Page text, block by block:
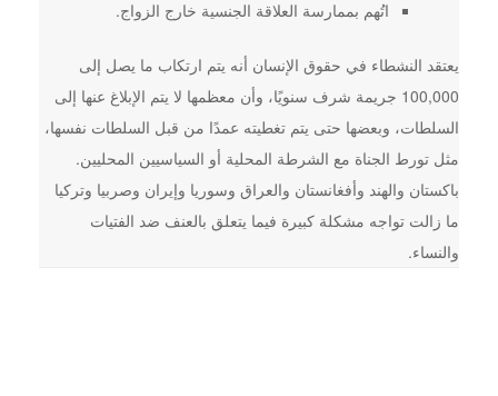
اتُهم بممارسة العلاقة الجنسية خارج الزواج.
يعتقد النشطاء في حقوق الإنسان أنه يتم ارتكاب ما يصل إلى
100,000 جريمة شرف سنويًا، وأن معظمها لا يتم الإبلاغ عنها إلى
السلطات، وبعضها حتى يتم تغطيته عمدًا من قبل السلطات نفسها،
مثل تورط الجناة مع الشرطة المحلية أو السياسيين المحليين.
باكستان والهند وأفغانستان والعراق وسوريا وإيران وصربيا وتركيا
ما زالت تواجه مشكلة كبيرة فيما يتعلق بالعنف ضد الفتيات
والنساء.